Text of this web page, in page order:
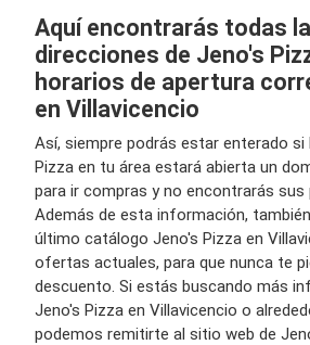
Aquí encontrarás todas
direcciones de Jeno's
horarios de apertura
en Villavicencio
Así, siempre podrás estar enterado si
Pizza en tu área estará abierta un
para ir compras y no encontrarás sus
Además de esta información,
último catálogo Jeno's Pizza en
ofertas actuales, para que nunca te
descuento. Si estás buscando más
Jeno's Pizza en Villavicencio o
podemos remitirte al sitio web de